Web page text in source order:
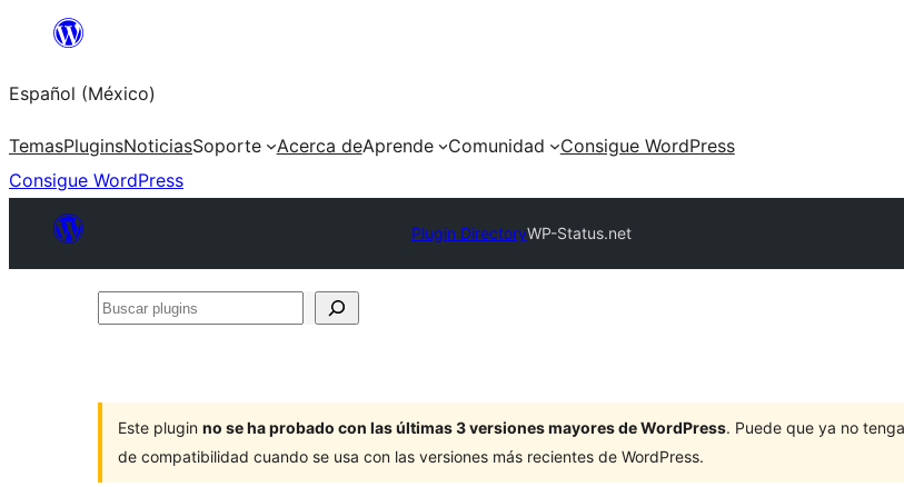
Saltar
contenido
Español (México)
TemasPluginsNoticiasSoporte Acerca deAprende Comunidad
Consigue WordPress
Consigue WordPress
Plugin DirectoryWP-Status.net
Buscar
Este plugin no se ha probado con las últimas 3 versiones mayores de WordPress. Puede que ya no
de compatibilidad cuando se usa con las versiones más recientes de WordPress.